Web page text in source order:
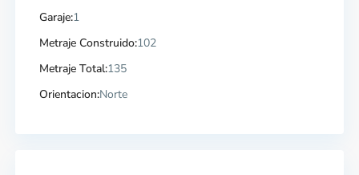
Garaje:1
Metraje Construido:102
Metraje Total:135
Orientacion:Norte